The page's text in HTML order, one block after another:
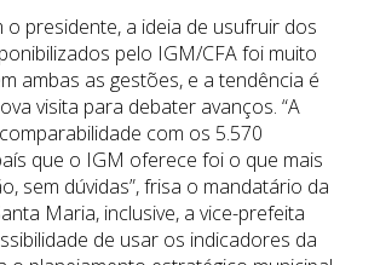
presidente, a ideia de usufruir dos
pelo IGM/CFA foi muito
ambas as gestões, e a tendência é
visita para debater avanços. “A
com os 5.570
que o IGM oferece foi o que mais
sem dúvidas”, frisa o mandatário da
Maria, inclusive, a vice-prefeita
de usar os indicadores da